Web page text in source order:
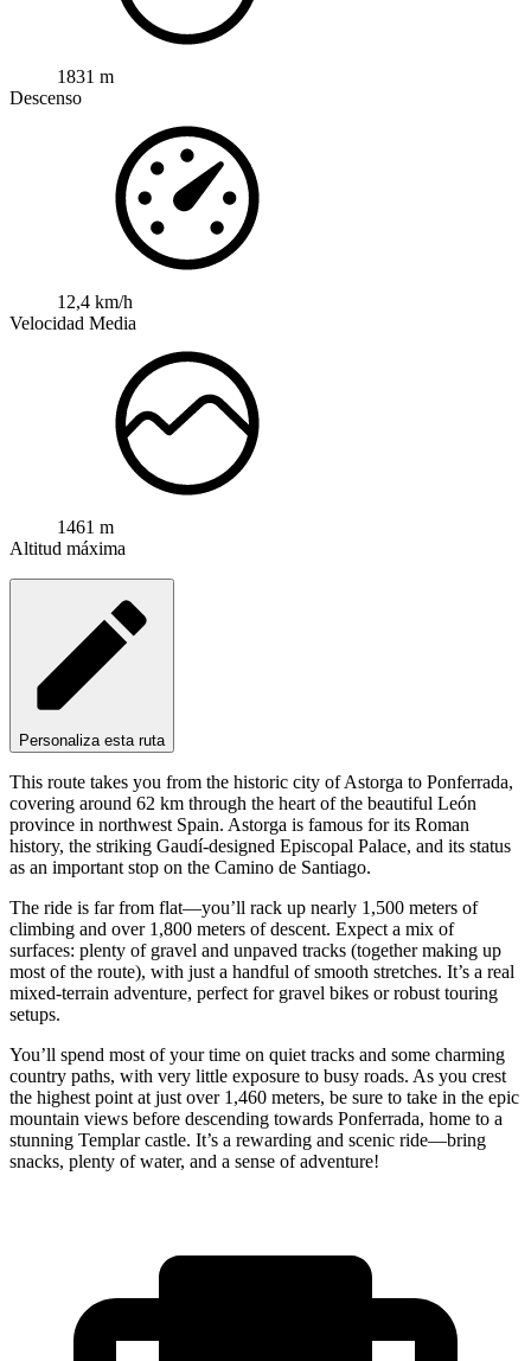
1831 m
Descenso
12,4 km/h
Velocidad Media
1461 m
Altitud máxima
Personaliza esta ruta
This route takes you from the historic city of Astorga to Ponferrada,
covering around 62 km through the heart of the beautiful León
province in northwest Spain. Astorga is famous for its Roman
history, the striking Gaudí-designed Episcopal Palace, and its status
as an important stop on the Camino de Santiago.
The ride is far from flat—you’ll rack up nearly 1,500 meters of
climbing and over 1,800 meters of descent. Expect a mix of
surfaces: plenty of gravel and unpaved tracks (together making up
most of the route), with just a handful of smooth stretches. It’s a real
mixed-terrain adventure, perfect for gravel bikes or robust touring
setups.
You’ll spend most of your time on quiet tracks and some charming
country paths, with very little exposure to busy roads. As you crest
the highest point at just over 1,460 meters, be sure to take in the epic
mountain views before descending towards Ponferrada, home to a
stunning Templar castle. It’s a rewarding and scenic ride—bring
snacks, plenty of water, and a sense of adventure!